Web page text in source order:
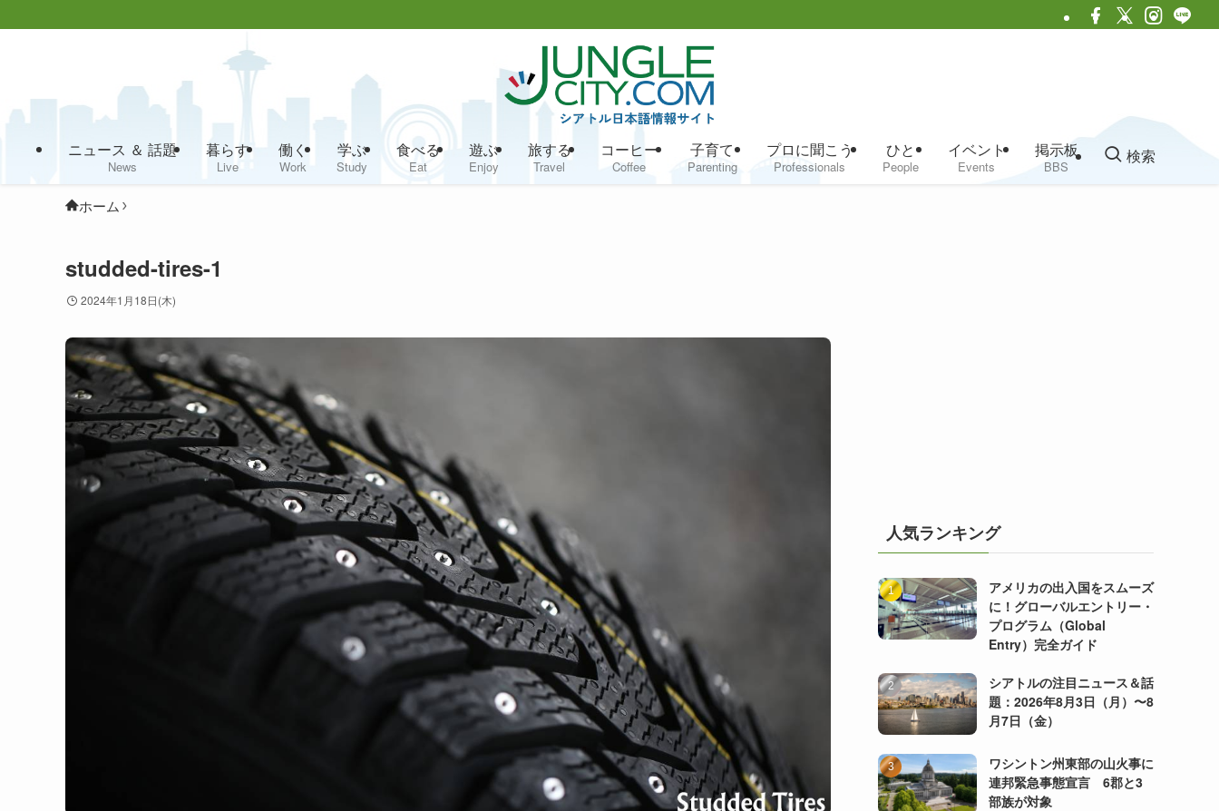
ニュース ＆ 話題
News
暮らす
Live
働く
Work
学ぶ
Study
食べる
Eat
遊ぶ
Enjoy
旅する
Travel
コーヒー
Coffee
子育て
Parenting
プロに聞こう
Professionals
ひと
People
イベント
Events
掲示板
BBS
検索
ホーム
studded-tires-1
2024年1月18日(木)
人気ランキング
アメリカの出入国をスムーズ
に！グローバルエントリー・
プログラム（Global
Entry）完全ガイド
シアトルの注目ニュース＆話
題：2026年8月3日（月）〜8
月7日（金）
ワシントン州東部の山火事に
連邦緊急事態宣言 6郡と3
部族が対象